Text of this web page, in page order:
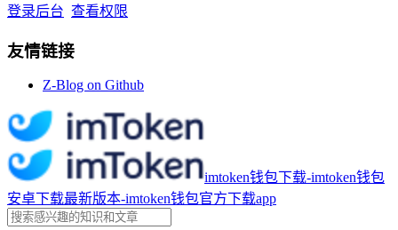
登录后台 查看权限
友情链接
Z-Blog on Github
imtoken钱包下载-imtoken钱包
安卓下载最新版本-imtoken钱包官方下载app